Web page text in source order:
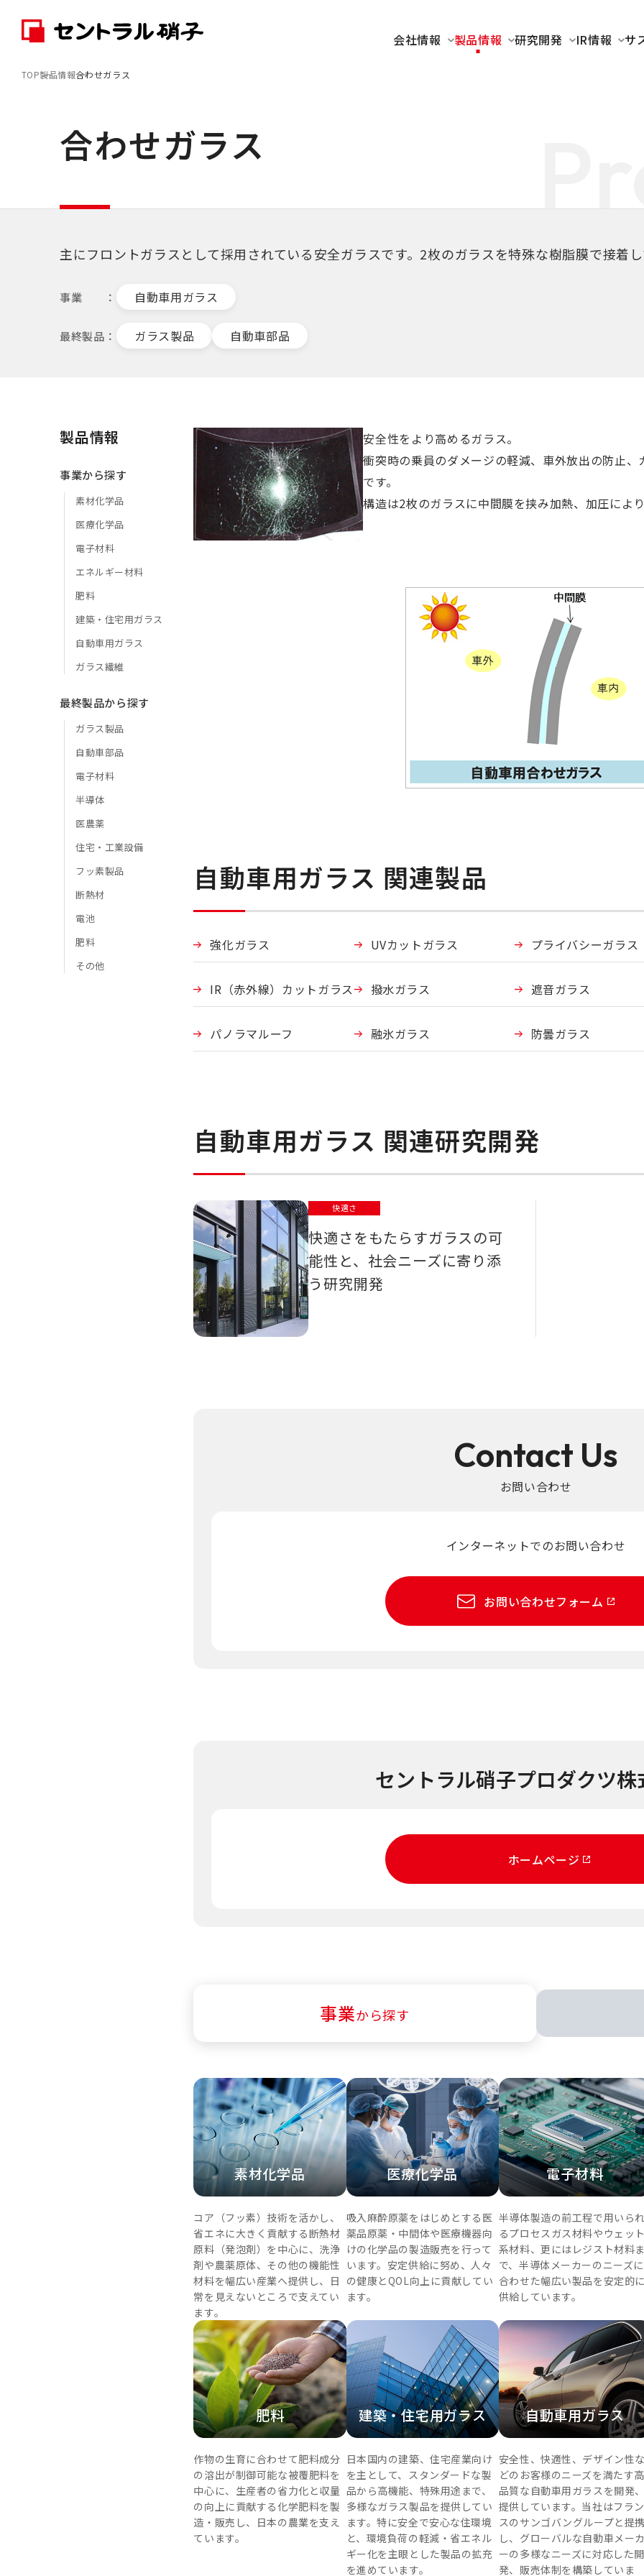
会社情報 製品情報 研究開発 IR情報 サ
TOP製品情報合わせガラス
合わせガラス
主にフロントガラスとして採用されている安全ガラスです。2枚のガラスを特殊な樹脂膜で接着
事業 自動車用ガラス
最終製品 ガラス製品 自動車部品
製品情報
事業から探す
素材化学品
医療化学品
電子材料
エネルギー材料
肥料
建築・住宅用ガラス
自動車用ガラス
ガラス繊維
最終製品から探す
ガラス製品
自動車部品
電子材料
半導体
医農薬
住宅・工業設備
フッ素製品
断熱材
電池
肥料
その他
安全性をより高めるガラス。
衝突時の乗員のダメージの軽減、車外放出の防止
です。
構造は2枚のガラスに中間膜を挟み加熱、加圧によ
自動車用ガラス 関連製品
強化ガラス UVカットガラス プライバシーガラス
IR（赤外線）カットガラス 撥水ガラス 遮音ガラス
パノラマルーフ 融氷ガラス 防曇ガラス
自動車用ガラス 関連研究開発
快適さ
快適さをもたらすガラスの可
能性と、社会ニーズに寄り添
う研究開発
Contact Us
お問い合わせ
インターネットでのお問い合わせ
お問い合わせフォーム
セントラル硝子プロダクツ株
ホームページ
事業から探す
素材化学品
コア（フッ素）技術を活かし、
省エネに大きく貢献する断熱材
原料（発泡剤）を中心に、洗浄
剤や農薬原体、その他の機能性
材料を幅広い産業へ提供し、日
常を見えないところで支えてい
ます。
医療化学品
吸入麻酔原薬をはじめとする医
薬品原薬・中間体や医療機器向
けの化学品の製造販売を行って
います。安定供給に努め、人々
の健康とQOL向上に貢献してい
ます。
電子材料
半導体製造の前工程で用いら
るプロセスガス材料やウェッ
系材料、更にはレジスト材料
で、半導体メーカーのニーズに
合わせた幅広い製品を安定的
供給しています。
肥料
作物の生育に合わせて肥料成分
の溶出が制御可能な被覆肥料を
中心に、生産者の省力化と収量
の向上に貢献する化学肥料を製
造・販売し、日本の農業を支え
ています。
建築・住宅用ガラス
日本国内の建築、住宅産業向け
を主として、スタンダードな製
品から高機能、特殊用途まで、
多様なガラス製品を提供してい
ます。特に安全で安心な住環境
と、環境負荷の軽減・省エネル
ギー化を主眼とした製品の拡充
を進めています。
自動車用ガラス
安全性、快適性、デザイン性
どのお客様のニーズを満たす高
品質な自動車用ガラスを開発
提供しています。当社はフラン
スのサンゴバングループと提
し、グローバルな自動車メー
ーの多様なニーズに対応した開
発、販売体制を構築していま